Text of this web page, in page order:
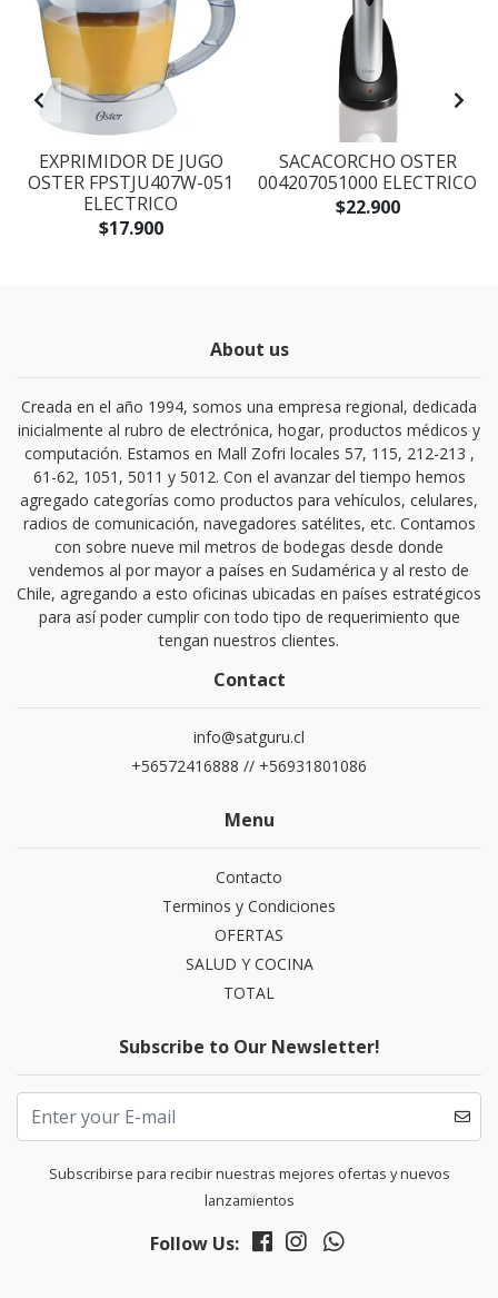
EXPRIMIDOR DE JUGO
OSTER FPSTJU407W-051
ELECTRICO
$17.900
SACACORCHO OSTER
004207051000 ELECTRICO
$22.900
About us
Creada en el año 1994, somos una empresa regional, dedicada
inicialmente al rubro de electrónica, hogar, productos médicos y
computación. Estamos en Mall Zofri locales 57, 115, 212-213 ,
61-62, 1051, 5011 y 5012. Con el avanzar del tiempo hemos
agregado categorías como productos para vehículos, celulares,
radios de comunicación, navegadores satélites, etc. Contamos
con sobre nueve mil metros de bodegas desde donde
vendemos al por mayor a países en Sudamérica y al resto de
Chile, agregando a esto oficinas ubicadas en países estratégicos
para así poder cumplir con todo tipo de requerimiento que
tengan nuestros clientes.
Contact
info@satguru.cl
+56572416888 // +56931801086
Menu
Contacto
Terminos y Condiciones
OFERTAS
SALUD Y COCINA
TOTAL
Subscribe to Our Newsletter!
Subscribirse para recibir nuestras mejores ofertas y nuevos
lanzamientos
Follow Us: